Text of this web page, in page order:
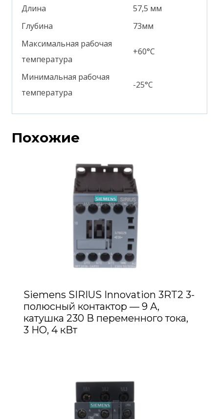
Длина
57,5 мм
Глубина
73мм
Максимальная рабочая
температура
+60°С
Минимальная рабочая
температура
-25°С
Похожие
Siemens SIRIUS Innovation 3RT2 3-
полюсный контактор — 9 А,
катушка 230 В переменного тока,
3 НО, 4 кВт